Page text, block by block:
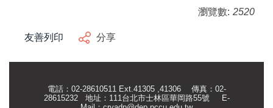
瀏覽數: 2520
友善列印 分享
電話：02-28610511 Ext.41305 ,41306 傳真：02-
28615232 地址：111台北市士林區華岡路55號
E-